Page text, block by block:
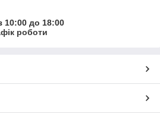
10:00 до 18:00
роботи